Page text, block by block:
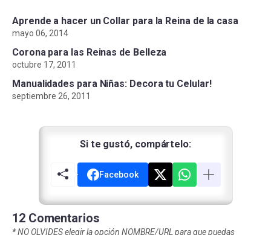
Aprende a hacer un Collar para la Reina de la casa
mayo 06, 2014
Corona para las Reinas de Belleza
octubre 17, 2011
Manualidades para Niñas: Decora tu Celular!
septiembre 26, 2011
Si te gustó, compártelo:
Facebook
12 Comentarios
*NO OLVIDES elegir la opción NOMBRE/URL para que puedas